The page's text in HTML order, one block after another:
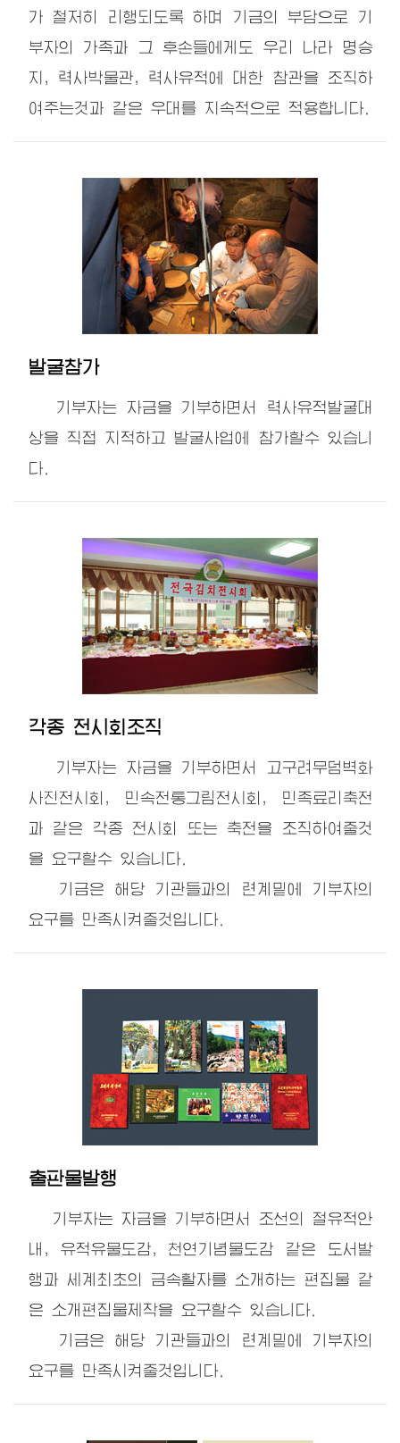
가 철저히 리행되도록 하며 기금의 부담으로 기
부자의 가족과 그 후손들에게도 우리 나라 명승
지, 력사박물관, 력사유적에 대한 참관을 조직하
여주는것과 같은 우대를 지속적으로 적용합니다.
발굴참가
기부자는 자금을 기부하면서 력사유적발굴대
상을 직접 지적하고 발굴사업에 참가할수 있습니
다.
각종 전시회조직
기부자는 자금을 기부하면서 고구려무덤벽화
사진전시회, 민속전통그림전시회, 민족료리축전
과 같은 각종 전시회 또는 축전을 조직하여줄것
을 요구할수 있습니다.
기금은 해당 기관들과의 련계밑에 기부자의
요구를 만족시켜줄것입니다.
출판물발행
기부자는 자금을 기부하면서 조선의 절유적안
내, 유적유물도감, 천연기념물도감 같은 도서발
행과 세계최초의 금속활자를 소개하는 편집물 같
은 소개편집물제작을 요구할수 있습니다.
기금은 해당 기관들과의 련계밑에 기부자의
요구를 만족시켜줄것입니다.